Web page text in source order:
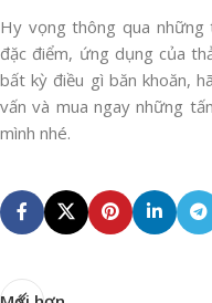
Hy vọng thông qua
đặc điểm, ứng dụng của
bất kỳ điều gì băn khoăn,
vấn và mua ngay những
mình nhé.